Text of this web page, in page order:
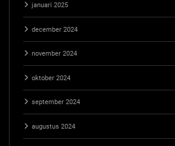
januari 2025
december 2024
november 2024
oktober 2024
september 2024
augustus 2024